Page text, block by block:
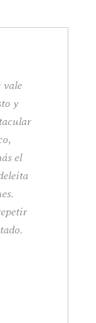
vale
y
el